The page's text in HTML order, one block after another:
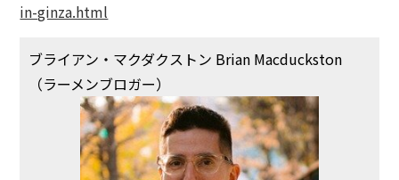
in-ginza.html
ブライアン・マクダクストン Brian Macduckston
（ラーメンブロガー）